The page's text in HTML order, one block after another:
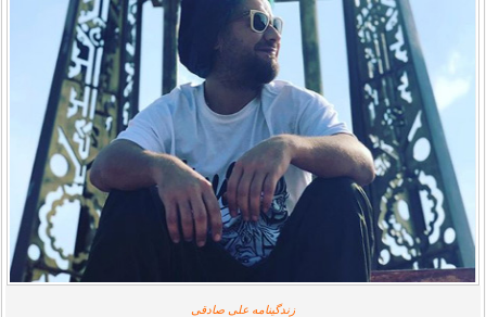
زندگینامه علی صادقی